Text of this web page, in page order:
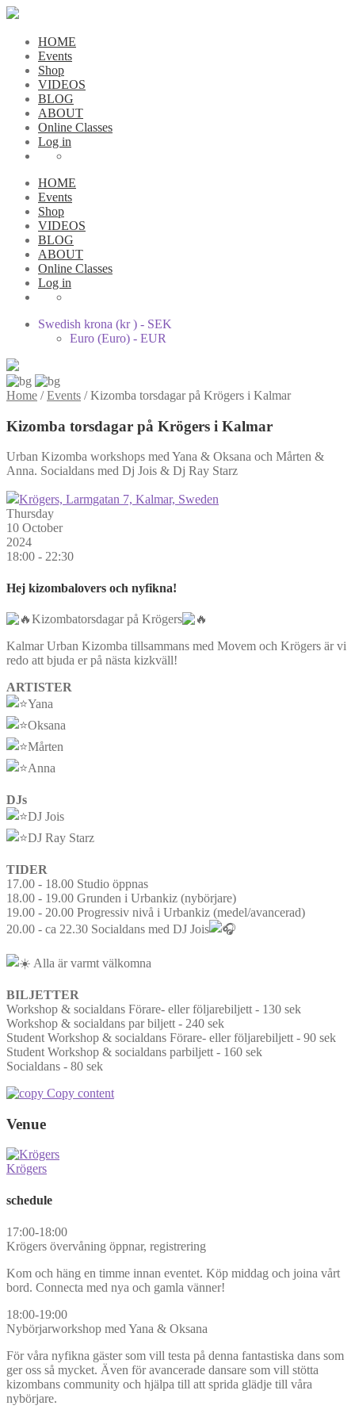
HOME
Events
Shop
VIDEOS
BLOG
ABOUT
Online Classes
Log in
HOME
Events
Shop
VIDEOS
BLOG
ABOUT
Online Classes
Log in
Swedish krona (kr ) - SEK
Euro (Euro) - EUR
Home /Events /Kizomba torsdagar på Krögers i Kalmar
Kizomba torsdagar på Krögers i Kalmar
Urban Kizomba workshops med Yana & Oksana och Mårten &
Anna. Socialdans med Dj Jois & Dj Ray Starz
Krögers, Larmgatan 7, Kalmar, Sweden
Thursday
10 October
2024
18:00 - 22:30
Hej kizombalovers och nyfikna!
Kizombatorsdagar på Krögers
Kalmar Urban Kizomba tillsammans med Movem och Krögers är vi
redo att bjuda er på nästa kizkväll!
ARTISTER
Yana
Oksana
Mårten
Anna
DJs
DJ Jois
DJ Ray Starz
TIDER
17.00 - 18.00 Studio öppnas
18.00 - 19.00 Grunden i Urbankiz (nybörjare)
19.00 - 20.00 Progressiv nivå i Urbankiz (medel/avancerad)
20.00 - ca 22.30 Socialdans med DJ Jois
Alla är varmt välkomna
BILJETTER
Workshop & socialdans Förare- eller följarebiljett - 130 sek
Workshop & socialdans par biljett - 240 sek
Student Workshop & socialdans Förare- eller följarebiljett - 90 sek
Student Workshop & socialdans parbiljett - 160 sek
Socialdans - 80 sek
Copy content
Venue
Krögers
schedule
17:00-18:00
Krögers övervåning öppnar, registrering
Kom och häng en timme innan eventet. Köp middag och joina vårt
bord. Connecta med nya och gamla vänner!
18:00-19:00
Nybörjarworkshop med Yana & Oksana
För våra nyfikna gäster som vill testa på denna fantastiska dans som
ger oss så mycket. Även för avancerade dansare som vill stötta
kizombans community och hjälpa till att sprida glädje till våra
nybörjare.